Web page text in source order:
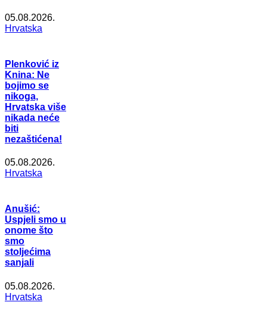
05.08.2026.
Hrvatska
Plenković iz
Knina: Ne
bojimo se
nikoga,
Hrvatska više
nikada neće
biti
nezaštićena!
05.08.2026.
Hrvatska
Anušić:
Uspjeli smo u
onome što
smo
stoljećima
sanjali
05.08.2026.
Hrvatska